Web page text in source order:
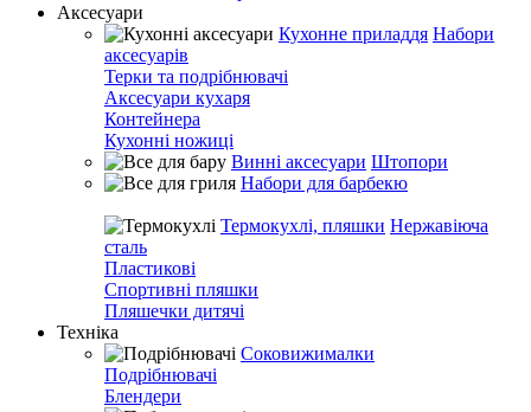
Аксесуари
Кухонне приладдя Набори
аксесуарів
Терки та подрібнювачі
Аксесуари кухаря
Контейнера
Кухонні ножиці
Винні аксесуари Штопори
Набори для барбекю
Термокухлі, пляшки Нержавіюча
сталь
Пластикові
Спортивні пляшки
Пляшечки дитячі
Техніка
Соковижималки
Подрібнювачі
Блендери